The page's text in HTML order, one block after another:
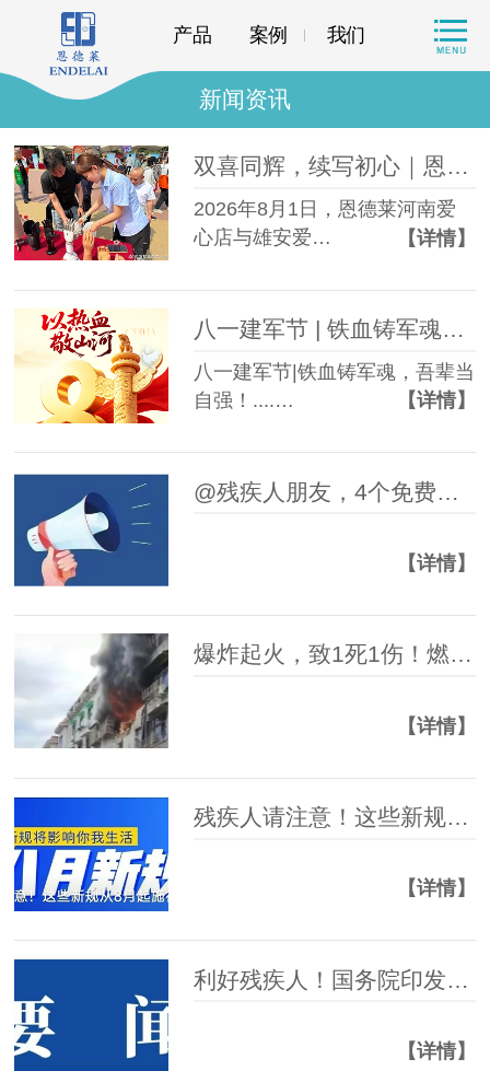
产品 案例 我们
新闻资讯
双喜同辉，续写初心｜恩德莱河南及雄安爱心店共庆周年，再启新程
2026年8月1日，恩德莱河南爱
心店与雄安爱…
【详情】
八一建军节 | 铁血铸军魂，吾辈当自强！
八一建军节|铁血铸军魂，吾辈当
自强！....…
【详情】
【详情】
爆炸起火，致1死1伤！燃气安全提示→
【详情】
残疾人请注意！这些新规从8月起施行
【详情】
利好残疾人！国务院印发《全民健身计划（2026－2030年）》
【详情】